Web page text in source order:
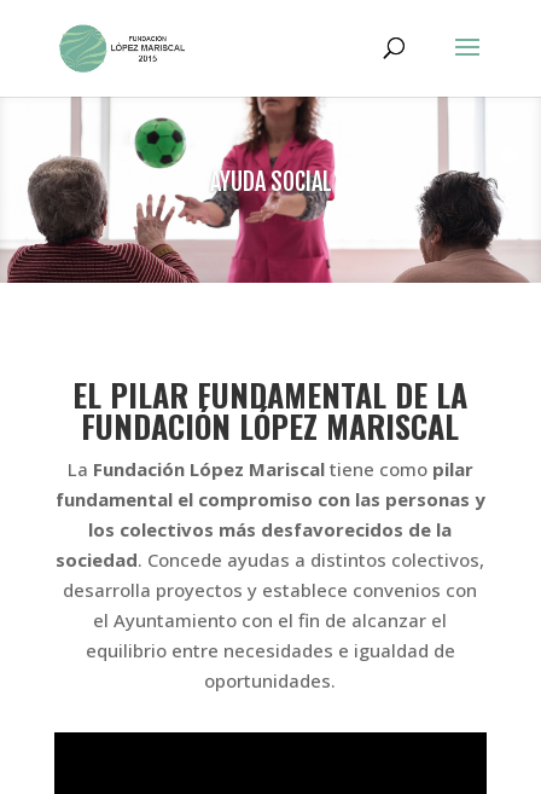
AYUDA SOCIAL
EL PILAR FUNDAMENTAL DE LA
FUNDACIÓN LÓPEZ MARISCAL
La Fundación López Mariscaltiene como pilar
fundamental el compromiso con las personas y
los colectivos más desfavorecidos de la
sociedad. Concede ayudas a distintos colectivos,
desarrolla proyectos y establece convenios con
el Ayuntamiento con el fin de alcanzar el
equilibrio entre necesidades e igualdad de
oportunidades.